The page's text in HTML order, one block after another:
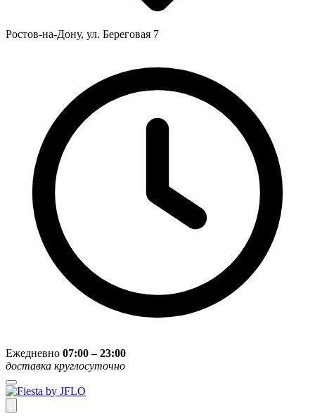
Ростов-на-Дону, ул. Береговая 7
Ежедневно 07:00 – 23:00
доставка круглосуточно